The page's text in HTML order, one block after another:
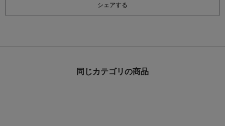
シェアする
同じカテゴリの商品